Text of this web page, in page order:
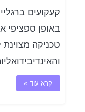
קעקועים
באופן ספציפי
טכניקה
קרא עוד »